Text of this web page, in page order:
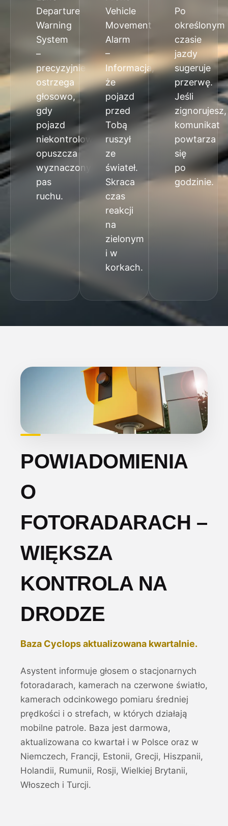
Departure
Warning
System
–
precyzyjnie
ostrzega
głosowo,
gdy
pojazd
niekontrolowanie
opuszcza
wyznaczony
pas
ruchu.
Vehicle
Movement
Alarm
–
Informacja,
że
pojazd
przed
Tobą
ruszył
ze
świateł.
Skraca
czas
reakcji
na
zielonym
i w
korkach.
Po
określonym
czasie
jazdy
sugeruje
przerwę.
Jeśli
zignorujesz,
komunikat
powtarza
się
po
godzinie.
POWIADOMIENIA
O
FOTORADARACH –
WIĘKSZA
KONTROLA NA
DRODZE
Baza Cyclops aktualizowana kwartalnie.
Asystent informuje głosem o stacjonarnych
fotoradarach, kamerach na czerwone światło,
kamerach odcinkowego pomiaru średniej
prędkości i o strefach, w których działają
mobilne patrole. Baza jest darmowa,
aktualizowana co kwartał i w Polsce oraz w
Niemczech, Francji, Estonii, Grecji, Hiszpanii,
Holandii, Rumunii, Rosji, Wielkiej Brytanii,
Włoszech i Turcji.